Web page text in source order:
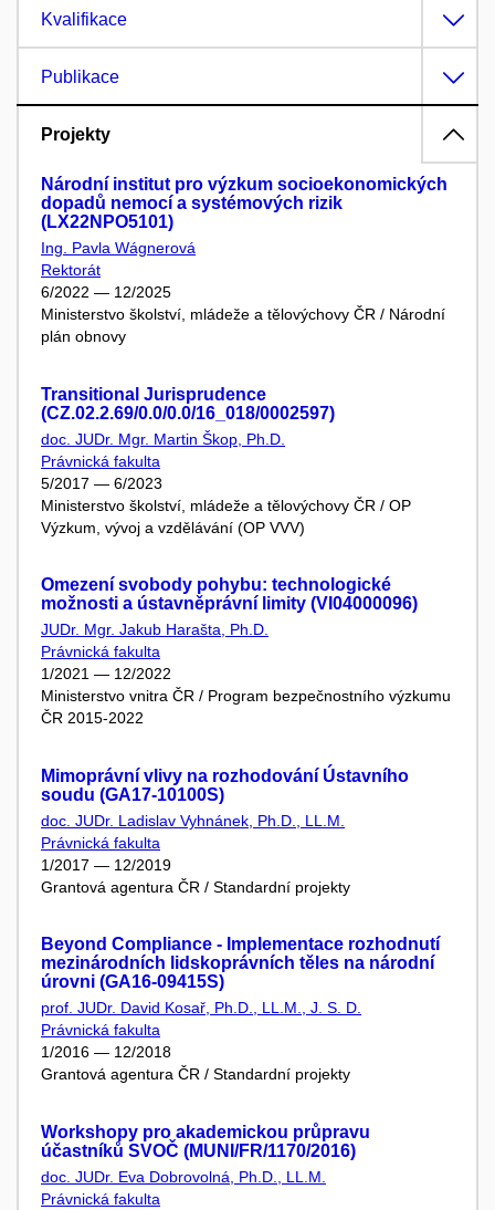
Kvalifikace
Publikace
Projekty
Národní institut pro výzkum socioekonomických
dopadů nemocí a systémových rizik
(LX22NPO5101)
Ing. Pavla Wágnerová
Rektorát
6/2022 — 12/2025
Ministerstvo školství, mládeže a tělovýchovy ČR / Národní
plán obnovy
Transitional Jurisprudence
(CZ.02.2.69/0.0/0.0/16_018/0002597)
doc. JUDr. Mgr. Martin Škop, Ph.D.
Právnická fakulta
5/2017 — 6/2023
Ministerstvo školství, mládeže a tělovýchovy ČR / OP
Výzkum, vývoj a vzdělávání (OP VVV)
Omezení svobody pohybu: technologické
možnosti a ústavněprávní limity (VI04000096)
JUDr. Mgr. Jakub Harašta, Ph.D.
Právnická fakulta
1/2021 — 12/2022
Ministerstvo vnitra ČR / Program bezpečnostního výzkumu
ČR 2015-2022
Mimoprávní vlivy na rozhodování Ústavního
soudu (GA17-10100S)
doc. JUDr. Ladislav Vyhnánek, Ph.D., LL.M.
Právnická fakulta
1/2017 — 12/2019
Grantová agentura ČR / Standardní projekty
Beyond Compliance - Implementace rozhodnutí
mezinárodních lidskoprávních těles na národní
úrovni (GA16-09415S)
prof. JUDr. David Kosař, Ph.D., LL.M., J. S. D.
Právnická fakulta
1/2016 — 12/2018
Grantová agentura ČR / Standardní projekty
Workshopy pro akademickou průpravu
účastníků SVOČ (MUNI/FR/1170/2016)
doc. JUDr. Eva Dobrovolná, Ph.D., LL.M.
Právnická fakulta